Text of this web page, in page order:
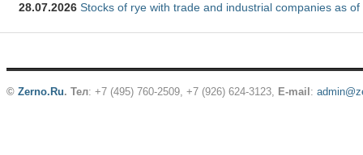
28.07.2026 Stocks of rye with trade and industrial companies as
© Zerno.Ru. Тел: +7 (495) 760-2509, +7 (926) 624-3123, E-mail :